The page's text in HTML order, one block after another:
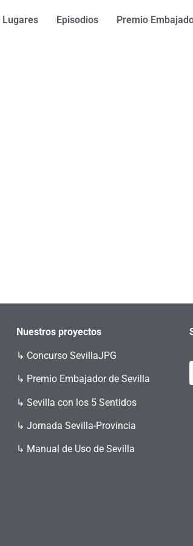
Lugares Episodios Premio
Nuestros proyectos
↳ Concurso SevillaJPG
↳ Premio Embajador de Sevilla
↳ Sevilla con los 5 Sentidos
↳ Jornada Sevilla-Provincia
↳ Manual de Uso de Sevilla